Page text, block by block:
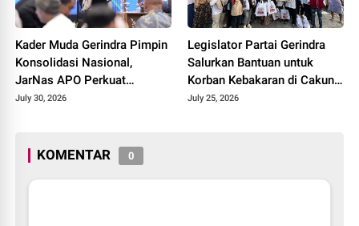
Kader Muda Gerindra Pimpin
Konsolidasi Nasional,
JarNas APO Perkuat
Perlawanan terhadap Modus
July 30, 2026
Legislator Partai Gerindra
Salurkan Bantuan untuk
Korban Kebakaran di Cakung
Timur, Wujud Kepedulian
July 25, 2026
KOMENTAR 0